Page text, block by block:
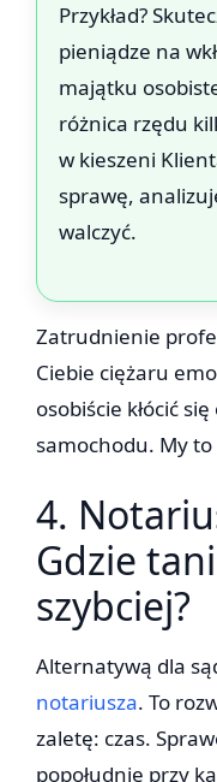
Przykład?
pieniądze na
majątku
różnica rzędu
w kieszeni
sprawę,
walczyć.
Zatrudnienie
Ciebie ciężaru
osobiście kłócić
samochodu. My
4.
Gdzie
szybciej?
Alternatywą dla
notariusza. To
zaletę: czas.
popołudnie przy